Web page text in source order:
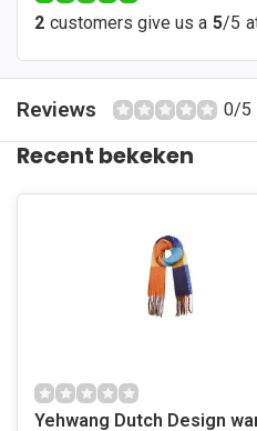
2 customers give us a 5/5
Reviews 0/5
Recent bekeken
Yehwang Dutch Design